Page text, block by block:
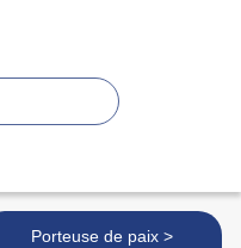
Porteuse de paix >